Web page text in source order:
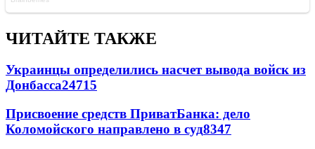
ЧИТАЙТЕ ТАКЖЕ
Украинцы определились насчет вывода войск из
Донбасса24715
Присвоение средств ПриватБанка: дело
Коломойского направлено в суд8347